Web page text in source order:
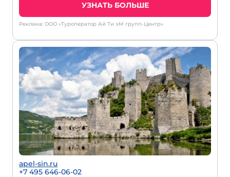
УЗНАТЬ БОЛЬШЕ
Реклама: ООО «Туроператор Ай Ти эМ групп-Центр»
apel-sin.ru
+7 495 646-06-02